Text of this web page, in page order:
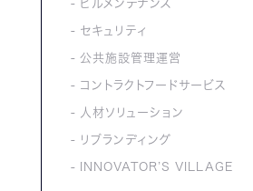
ビルメンテナンス
セキュリティ
公共施設管理運営
コントラクトフードサービス
人材ソリューション
リブランディング
INNOVATOR’S VILLAGE